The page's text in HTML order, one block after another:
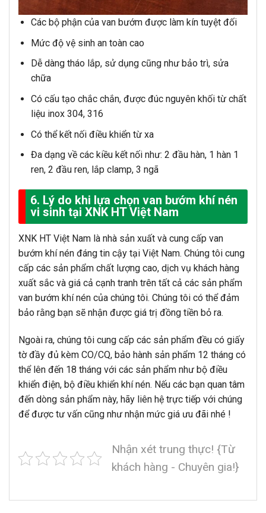
Các bộ phận của van bướm được làm kín tuyệt đối
Mức độ vệ sinh an toàn cao
Dễ dàng tháo lắp, sử dụng cũng như bảo trì, sửa
chữa
Có cấu tạo chắc chắn, được đúc nguyên khối từ chất
liệu inox 304, 316
Có thể kết nối điều khiển từ xa
Đa dạng về các kiều kết nối như: 2 đầu hàn, 1 hàn 1
ren, 2 đầu ren, lắp clamp, 3 ngã
6. Lý do khi lựa chọn van bướm khí nén
vi sinh tại XNK HT Việt Nam
XNK HT Việt Nam là nhà sản xuất và cung cấp van
bướm khí nén đáng tin cậy tại Việt Nam. Chúng tôi cung
cấp các sản phẩm chất lượng cao, dịch vụ khách hàng
xuất sắc và giá cả cạnh tranh trên tất cả các sản phẩm
van bướm khí nén của chúng tôi. Chúng tôi có thể đảm
bảo rằng bạn sẽ nhận được giá trị đồng tiền bỏ ra.
Ngoài ra, chúng tôi cung cấp các sản phẩm đều có giấy
tờ đầy đủ kèm CO/CQ, bảo hành sản phẩm 12 tháng có
thể lên đến 18 tháng với các sản phẩm như bộ điều
khiển điện, bộ điều khiển khí nén. Nếu các bạn quan tâm
đến dòng sản phẩm này, hãy liên hệ trực tiếp với chúng
để được tư vấn cũng như nhận mức giá ưu đãi nhé !
Nhận xét trung thực! {Từ
khách hàng - Chuyên gia!}